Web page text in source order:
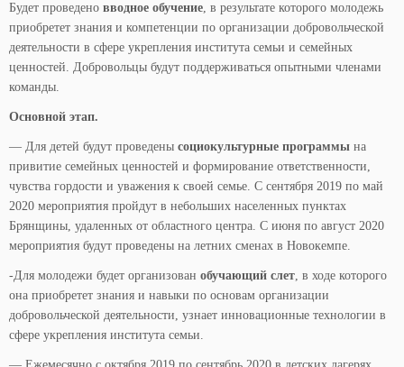
Будет проведено вводное обучение, в результате которого молодежь
приобретет знания и компетенции по организации добровольческой
деятельности в сфере укрепления института семьи и семейных
ценностей. Добровольцы будут поддерживаться опытными членами
команды.
Основной этап.
— Для детей будут проведены социокультурные программы на
привитие семейных ценностей и формирование ответственности,
чувства гордости и уважения к своей семье. С сентября 2019 по май
2020 мероприятия пройдут в небольших населенных пунктах
Брянщины, удаленных от областного центра. С июня по август 2020
мероприятия будут проведены на летних сменах в Новокемпе.
-Для молодежи будет организован обучающий слет, в ходе которого
она приобретет знания и навыки по основам организации
добровольческой деятельности, узнает инновационные технологии в
сфере укрепления института семьи.